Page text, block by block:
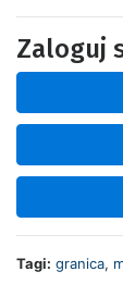
Zaloguj
Tagi: granica,